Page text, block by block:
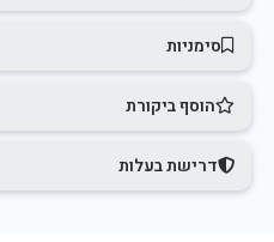
סימניות
הוסף ביקורת
דרישת בעלות